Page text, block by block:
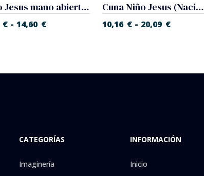
Niño Jesus mano abierta (Nacimiento Gloria)
€ - 14,60 €
Cuna Niño Jesus (Nacimiento Gloria)
10,16 € - 20,09 €
CATEGORÍAS
Imaginería
INFORMACIÓN
Inicio